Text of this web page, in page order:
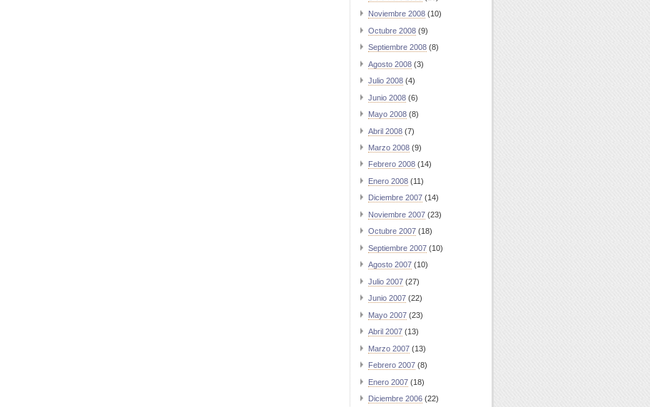
Noviembre 2008 (10)
Octubre 2008 (9)
Septiembre 2008 (8)
Agosto 2008 (3)
Julio 2008 (4)
Junio 2008 (6)
Mayo 2008 (8)
Abril 2008 (7)
Marzo 2008 (9)
Febrero 2008 (14)
Enero 2008 (11)
Diciembre 2007 (14)
Noviembre 2007 (23)
Octubre 2007 (18)
Septiembre 2007 (10)
Agosto 2007 (10)
Julio 2007 (27)
Junio 2007 (22)
Mayo 2007 (23)
Abril 2007 (13)
Marzo 2007 (13)
Febrero 2007 (8)
Enero 2007 (18)
Diciembre 2006 (22)